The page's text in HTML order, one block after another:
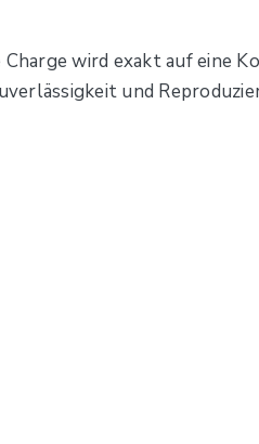
wird exakt auf eine
und